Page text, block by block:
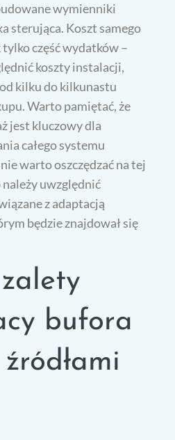
wymienniki
sterująca. Koszt samego
część wydatków –
koszty instalacji,
kilku do kilkunastu
Warto pamiętać, że
jest kluczowy dla
całego systemu
warto oszczędzać na tej
uwzględnić
z adaptacją
będzie znajdował się
bufora